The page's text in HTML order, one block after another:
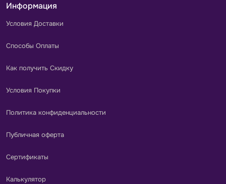
Информация
Условия Доставки
Способы Оплаты
Как получить Скидку
Условия Покупки
Политика конфиденциальности
Публичная оферта
Сертификаты
Калькулятор